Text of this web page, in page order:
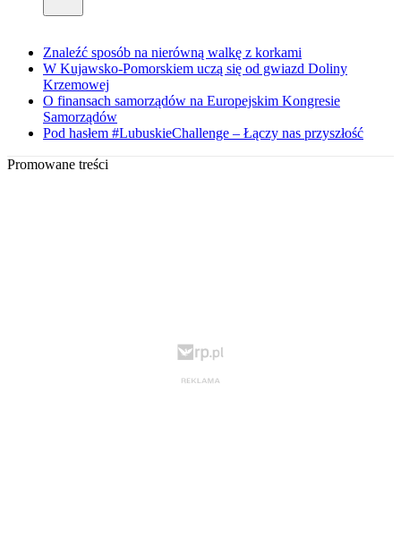
Znaleźć sposób na nierówną walkę z korkami
W Kujawsko-Pomorskiem uczą się od gwiazd Doliny
Krzemowej
O finansach samorządów na Europejskim Kongresie
Samorządów
Pod hasłem #LubuskieChallenge – Łączy nas przyszłość
Promowane treści